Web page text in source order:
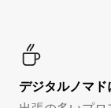
デジタルノマ